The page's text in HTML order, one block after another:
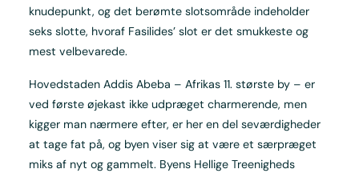
knudepunkt, og det berømte slotsområde indeholder
seks slotte, hvoraf Fasilides’ slot er det smukkeste og
mest velbevarede.
Hovedstaden Addis Abeba – Afrikas 11. største by – er
ved første øjekast ikke udpræget charmerende, men
kigger man nærmere efter, er her en del seværdigheder
at tage fat på, og byen viser sig at være et særpræget
miks af nyt og gammelt. Byens Hellige Treenigheds